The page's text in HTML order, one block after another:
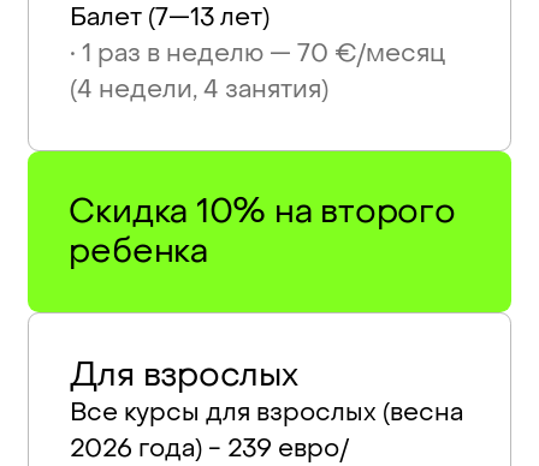
Балет (7—13 лет)
• 1 раз в неделю — 70 €/месяц
(4 недели, 4 занятия)
Скидка 10% на второго
ребенка
Для взрослых
Все курсы для взрослых (весна
2026 года) - 239 евро/